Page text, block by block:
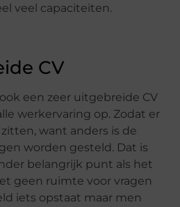
veel capaciteiten.
CV
een zeer uitgebreide CV
werkervaring op. Zodat er
want anders is de
worden gesteld. Dat is
belangrijk punt als het
geen ruimte voor vragen
iets opstaat maar men